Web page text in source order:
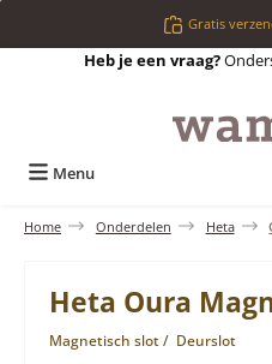
Ga naar de hoofdinhoudGratis
Heb je een vraag?
Menu
Home Onderdelen Heta
Heta Oura
Magnetisch slot / Deurslot